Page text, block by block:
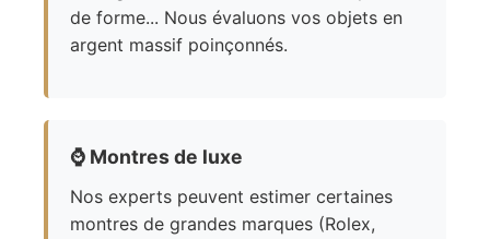
de forme... Nous évaluons vos objets en
argent massif poinçonnés.
⌚ Montres de luxe
Nos experts peuvent estimer certaines
montres de grandes marques (Rolex,